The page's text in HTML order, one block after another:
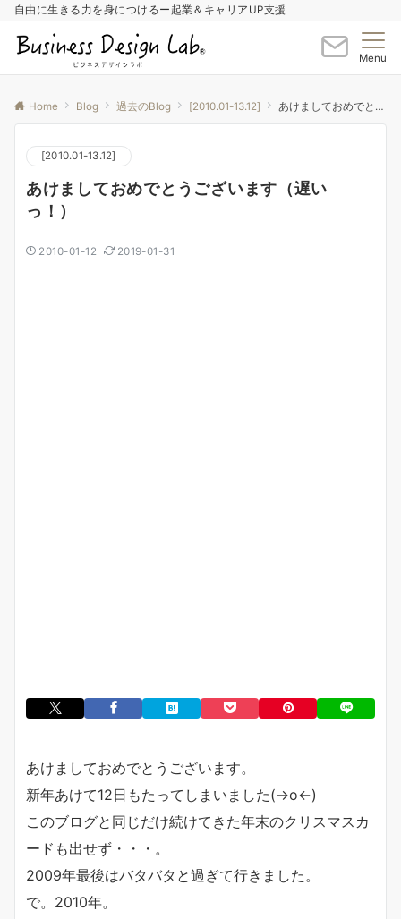
自由に生きる力を身につけるー起業＆キャリアUP支援
Menu
Home Blog 過去のBlog [2010.01-13.12] あけましておめでとうございます（遅いっ！）
[2010.01-13.12]
あけましておめでとうございます（遅い
っ！）
2010-01-12 2019-01-31
あけましておめでとうございます。
新年あけて12日もたってしまいました(→o←)ゞ
このブログと同じだけ続けてきた年末のクリスマスカ
ードも出せず・・・。
2009年最後はバタバタと過ぎて行きました。
で。2010年。